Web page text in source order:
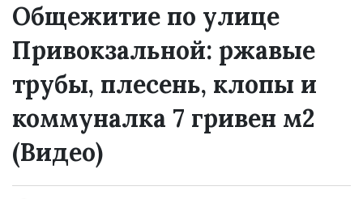
Общежитие по улице
Привокзальной: ржавые
трубы, плесень, клопы и
коммуналка 7 гривен м2
(Видео)